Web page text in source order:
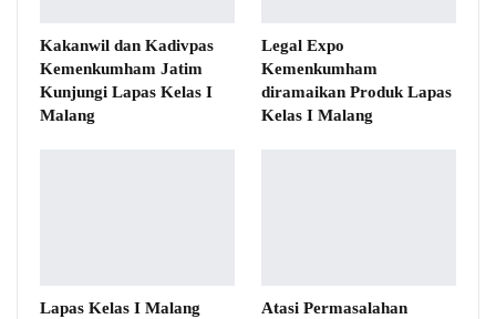
Kakanwil dan Kadivpas
Kemenkumham Jatim
Kunjungi Lapas Kelas I
Malang
Legal Expo
Kemenkumham
diramaikan Produk Lapas
Kelas I Malang
Lapas Kelas I Malang
Atasi Permasalahan